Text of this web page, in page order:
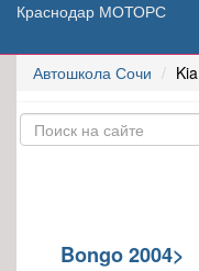
Краснодар МОТОРС
Автошкола Сочи Kia
Bongo 2004>